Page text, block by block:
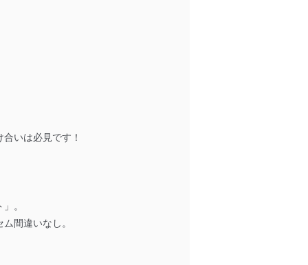
いは必見です！
。
間違いなし。